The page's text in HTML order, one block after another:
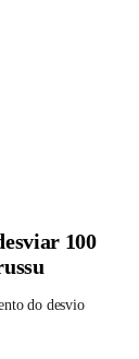
100
do desvio